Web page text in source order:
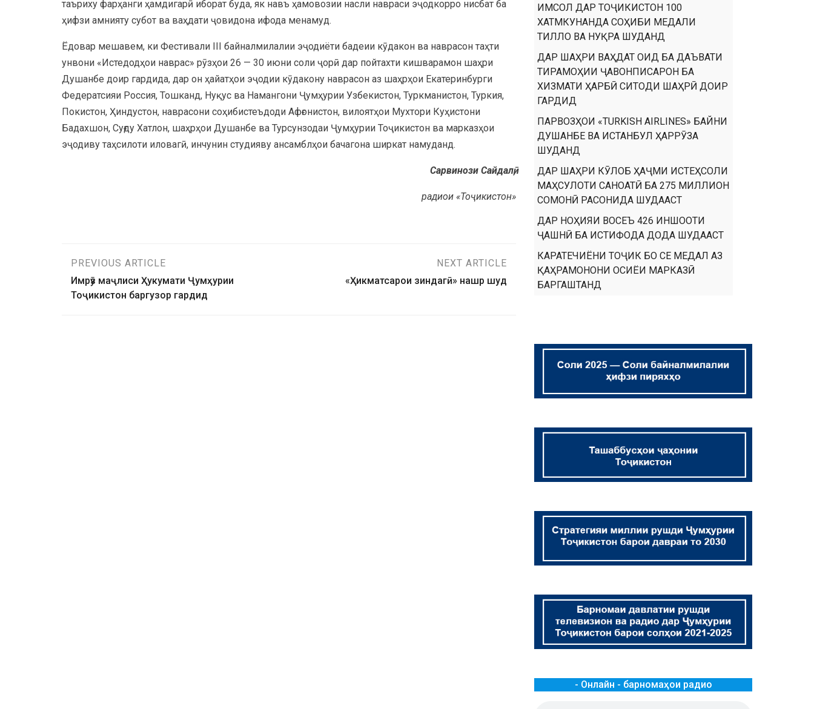
таъриху фарҳанги ҳамдигарӣ иборат буда, як навъ ҳамовозии насли навраси эҷодкорро нисбат ба
ҳифзи амнияту субот ва ваҳдати ҷовидона ифода менамуд.
Ёдовар мешавем, ки Фестивали III байналмилалии эҷодиёти бадеии кӯдакон ва наврасон таҳти
унвони «Истедодҳои наврас» рӯзҳои 26 — 30 июни соли ҷорӣ дар пойтахти кишварамон шаҳри
Душанбе доир гардида, дар он ҳайатҳои эҷодии кӯдакону наврасон аз шаҳрҳои Екатеринбурги
Федератсияи Россия, Тошканд, Нуқус ва Намангони Ҷумҳурии Узбекистон, Туркманистон, Туркия,
Покистон, Ҳиндустон, наврасони соҳибистеъдоди Афғонистон, вилоятҳои Мухтори Куҳистони
Бадахшон, Суғду Хатлон, шаҳрҳои Душанбе ва Турсунзодаи Ҷумҳурии Тоҷикистон ва марказҳои
эҷодиву таҳсилоти иловагӣ, инчунин студияву ансамблҳои бачагона ширкат намуданд.
Сарвинози Сайдалӣ,
радиои «Тоҷикистон»
PREVIOUS ARTICLE
Имрӯз маҷлиси Ҳукумати Ҷумҳурии
Тоҷикистон баргузор гардид
NEXT ARTICLE
«Ҳикматсарои зиндагӣ» нашр шуд
ИМСОЛ ДАР ТОҶИКИСТОН 100
ХАТМКУНАНДА СОҲИБИ МЕДАЛИ
ТИЛЛО ВА НУҚРА ШУДАНД
ДАР ШАҲРИ ВАҲДАТ ОИД БА ДАЪВАТИ
ТИРАМОҲИИ ҶАВОНПИСАРОН БА
ХИЗМАТИ ҲАРБӢ СИТОДИ ШАҲРӢ ДОИР
ГАРДИД
ПАРВОЗҲОИ «TURKISH AIRLINES» БАЙНИ
ДУШАНБЕ ВА ИСТАНБУЛ ҲАРРӮЗА
ШУДАНД
ДАР ШАҲРИ КӮЛОБ ҲАҶМИ ИСТЕҲСОЛИ
МАҲСУЛОТИ САНОАТӢ БА 275 МИЛЛИОН
СОМОНӢ РАСОНИДА ШУДААСТ
ДАР НОҲИЯИ ВОСЕЪ 426 ИНШООТИ
ҶАШНӢ БА ИСТИФОДА ДОДА ШУДААСТ
КАРАТЕЧИЁНИ ТОҶИК БО СЕ МЕДАЛ АЗ
ҚАҲРАМОНОНИ ОСИЁИ МАРКАЗӢ
БАРГАШТАНД
- Онлайн - барномаҳои радио